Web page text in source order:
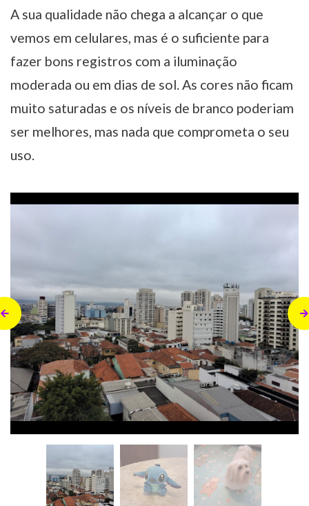
A sua qualidade não chega a alcançar o que
vemos em celulares, mas é o suficiente para
fazer bons registros com a iluminação
moderada ou em dias de sol. As cores não ficam
muito saturadas e os níveis de branco poderiam
ser melhores, mas nada que comprometa o seu
uso.